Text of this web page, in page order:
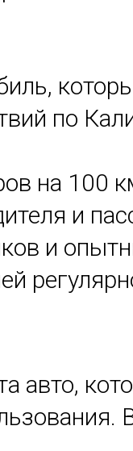
по
на 100
и
и
авто,